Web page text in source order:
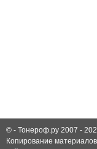
© - Тонероф.ру 2007 -
Копирование